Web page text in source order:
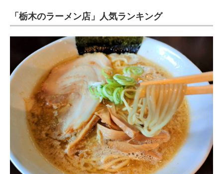
建設×テクノロジーの最前線
ちょっと気になるネットの話題
「栃木のラーメン店」人気ランキング